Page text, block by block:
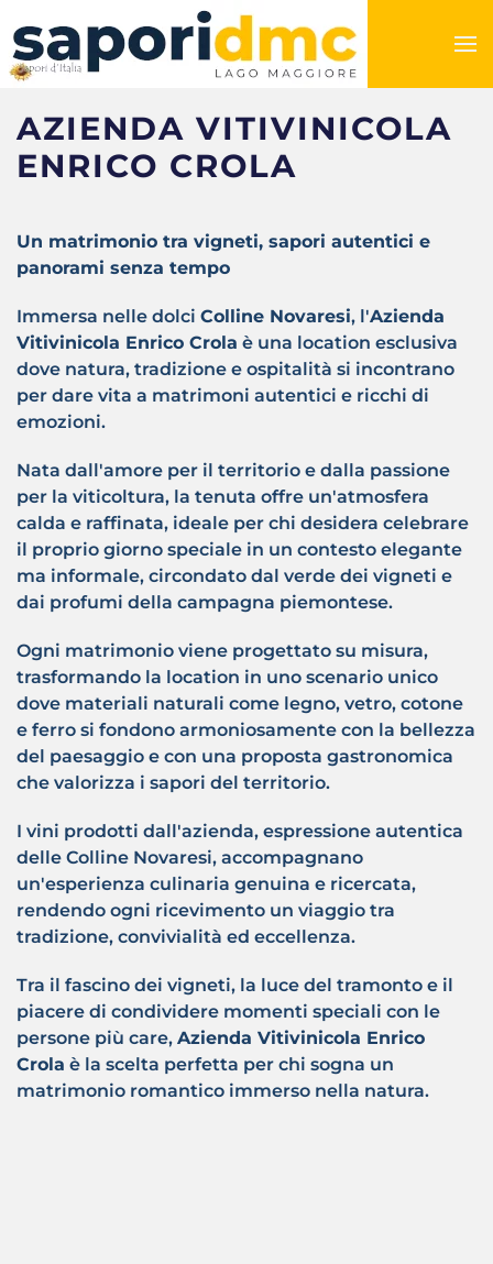
AZIENDA VITIVINICOLA
ENRICO CROLA
Un matrimonio tra vigneti, sapori autentici e
panorami senza tempo
Immersa nelle dolci Colline Novaresi, l'Azienda
Vitivinicola Enrico Crola è una location esclusiva
dove natura, tradizione e ospitalità si incontrano
per dare vita a matrimoni autentici e ricchi di
emozioni.
Nata dall'amore per il territorio e dalla passione
per la viticoltura, la tenuta offre un'atmosfera
calda e raffinata, ideale per chi desidera celebrare
il proprio giorno speciale in un contesto elegante
ma informale, circondato dal verde dei vigneti e
dai profumi della campagna piemontese.
Ogni matrimonio viene progettato su misura,
trasformando la location in uno scenario unico
dove materiali naturali come legno, vetro, cotone
e ferro si fondono armoniosamente con la bellezza
del paesaggio e con una proposta gastronomica
che valorizza i sapori del territorio.
I vini prodotti dall'azienda, espressione autentica
delle Colline Novaresi, accompagnano
un'esperienza culinaria genuina e ricercata,
rendendo ogni ricevimento un viaggio tra
tradizione, convivialità ed eccellenza.
Tra il fascino dei vigneti, la luce del tramonto e il
piacere di condividere momenti speciali con le
persone più care, Azienda Vitivinicola Enrico
Crola è la scelta perfetta per chi sogna un
matrimonio romantico immerso nella natura.